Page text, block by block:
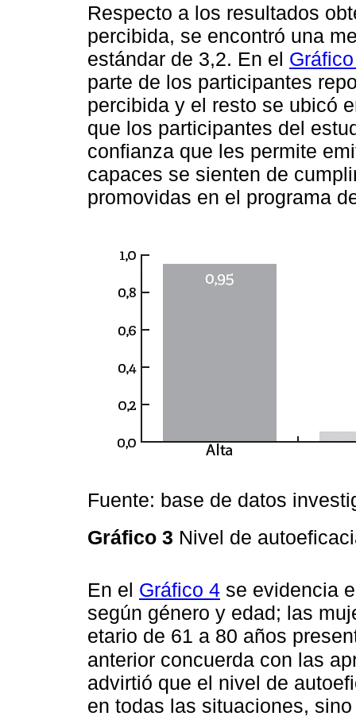
Respecto a los resultados
percibida, se encontró una
estándar de 3,2. En el
parte de los participantes
percibida y el resto se ubicó
que los participantes del
confianza que les permite
capaces se sienten de
promovidas en el programa
Fuente: base de datos
Gráfico 3 Nivel de
En el Gráfico 4 se evidencia
según género y edad; las
etario de 61 a 80 años
anterior concuerda con las
advirtió que el nivel de
en todas las situaciones,